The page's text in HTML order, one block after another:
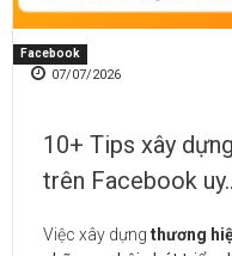
Xem thêm:
Marketing thương mại điện
Facebook
07/07/2026
10+ Tips xây
trên Facebook
Việc xây dựng thương